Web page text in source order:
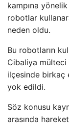
kampına yönelik
robotlar
neden oldu.
Bu robotların
Cibaliya mülteci
ilçesinde birkaç
yok edildi.
Söz konusu
arasında